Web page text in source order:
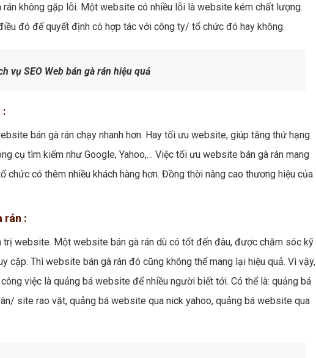
không gặp lỗi. Một website có nhiều lỗi là website kém chất lượng.
đó để quyết định có hợp tác với công ty/ tổ chức đó hay không.
vụ SEO Web bán gà rán hiệu quả
:
bán gà rán chạy nhanh hơn. Hay tối ưu website, giúp tăng thứ hạng
cụ tìm kiếm như Google, Yahoo,… Việc tối ưu website bán gà rán mang
chức có thêm nhiều khách hàng hơn. Đồng thời nâng cao thương hiệu của
rán :
trị website. Một website bán gà rán dù có tốt đến đâu, được chăm sóc kỹ
cập. Thì website bán gà rán đó cũng không thể mang lại hiệu quả. Vì vậy,
việc là quảng bá website để nhiều người biết tới. Có thể là: quảng bá
site rao vặt, quảng bá website qua nick yahoo, quảng bá website qua